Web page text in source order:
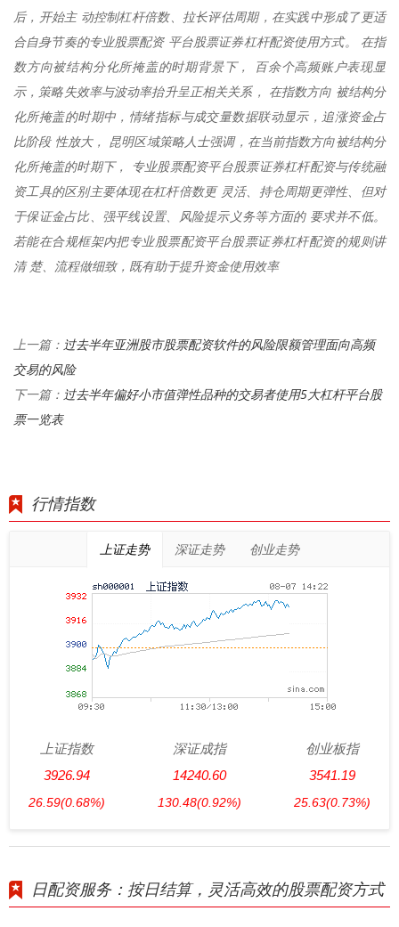
后，开始主 动控制杠杆倍数、拉长评估周期，在实践中形成了更适
合自身节奏的专业股票配资 平台股票证券杠杆配资使用方式。 在指
数方向被结构分化所掩盖的时期背景下， 百余个高频账户表现显
示，策略失效率与波动率抬升呈正相关关系， 在指数方向 被结构分
化所掩盖的时期中，情绪指标与成交量数据联动显示，追涨资金占
比阶段 性放大， 昆明区域策略人士强调，在当前指数方向被结构分
化所掩盖的时期下， 专业股票配资平台股票证券杠杆配资与传统融
资工具的区别主要体现在杠杆倍数更 灵活、持仓周期更弹性、但对
于保证金占比、强平线设置、风险提示义务等方面的 要求并不低。
若能在合规框架内把专业股票配资平台股票证券杠杆配资的规则讲
清 楚、流程做细致，既有助于提升资金使用效率
上一篇： 过去半年亚洲股市股票配资软件的风险限额管理面向高频
交易的风险
下一篇： 过去半年偏好小市值弹性品种的交易者使用5大杠杆平台股
票一览表
行情指数
上证走势 深证走势 创业走势
上证指数
3926.94
26.59(0.68%)
深证成指
14240.60
130.48(0.92%)
创业板指
3541.19
25.63(0.73%)
日配资服务：按日结算，灵活高效的股票配资方式